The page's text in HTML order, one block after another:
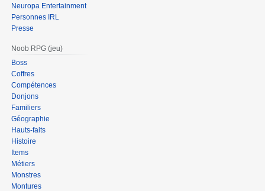
Neuropa Entertainment
Personnes IRL
Presse
Noob RPG (jeu)
Boss
Coffres
Compétences
Donjons
Familiers
Géographie
Hauts-faits
Histoire
Items
Métiers
Monstres
Montures